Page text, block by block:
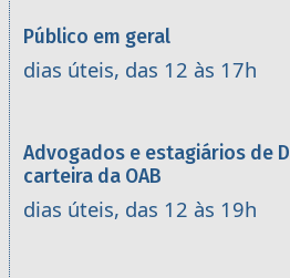
Público em geral
dias úteis, das 12 às 17h
Advogados e estagiários de
carteira da OAB
dias úteis, das 12 às 19h